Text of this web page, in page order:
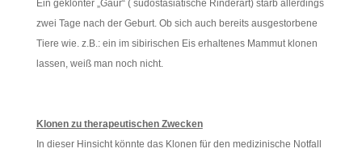
Ein geklonter „Gaur“ ( südostasiatische Rinderart) starb allerdings
zwei Tage nach der Geburt. Ob sich auch bereits ausgestorbene
Tiere wie. z.B.: ein im sibirischen Eis erhaltenes Mammut klonen
lassen, weiß man noch nicht.
Klonen zu therapeutischen Zwecken
In dieser Hinsicht könnte das Klonen für den medizinische Notfall